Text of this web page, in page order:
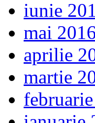
iunie
mai
aprilie
martie